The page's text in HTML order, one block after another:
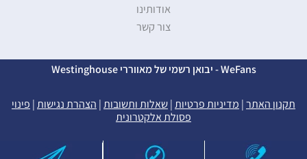
אודותינו
צור קשר
WeFans - יבואן רשמי של מאווררי Westinghouse
תקנון האתר| מדיניות פרטיות|שאלות ותשובות| הצהרת נגישות| פינוי
פסולת אלקטרונית